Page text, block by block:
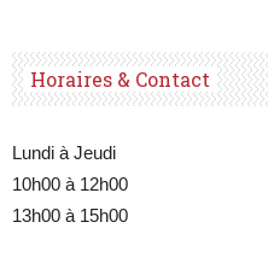
Horaires & Contact
Lundi à Jeudi
10h00 à 12h00
13h00 à 15h00